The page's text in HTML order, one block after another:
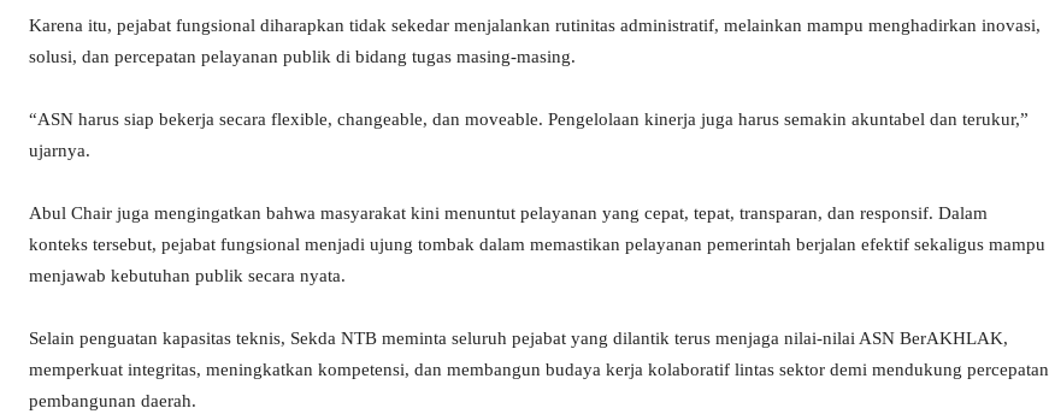
Karena itu, pejabat fungsional diharapkan tidak sekedar menjalankan rutinitas administratif, melainkan mampu menghadirkan inovasi,
solusi, dan percepatan pelayanan publik di bidang tugas masing-masing.
“ASN harus siap bekerja secara flexible, changeable, dan moveable. Pengelolaan kinerja juga harus semakin akuntabel dan terukur,”
ujarnya.
Abul Chair juga mengingatkan bahwa masyarakat kini menuntut pelayanan yang cepat, tepat, transparan, dan responsif. Dalam
konteks tersebut, pejabat fungsional menjadi ujung tombak dalam memastikan pelayanan pemerintah berjalan efektif sekaligus mampu
menjawab kebutuhan publik secara nyata.
Selain penguatan kapasitas teknis, Sekda NTB meminta seluruh pejabat yang dilantik terus menjaga nilai-nilai ASN BerAKHLAK,
memperkuat integritas, meningkatkan kompetensi, dan membangun budaya kerja kolaboratif lintas sektor demi mendukung percepatan
pembangunan daerah.